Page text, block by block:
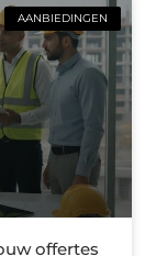
AANBIEDINGEN
offertes